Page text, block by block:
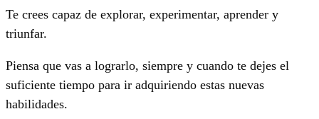
Te crees capaz de explorar, experimentar, aprender y
triunfar.
Piensa que vas a lograrlo, siempre y cuando te dejes el
suficiente tiempo para ir adquiriendo estas nuevas
habilidades.